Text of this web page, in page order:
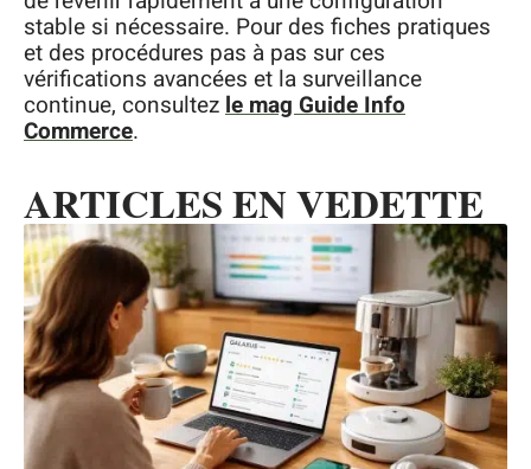
stable si nécessaire. Pour des fiches pratiques
et des procédures pas à pas sur ces
vérifications avancées et la surveillance
continue, consultezle mag Guide Info
Commerce.
ARTICLES EN VEDETTE